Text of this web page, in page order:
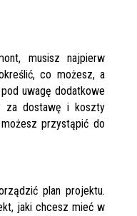
musisz najpierw
co możesz, a
uwagę dodatkowe
za dostawę i koszty
przystąpić do
plan projektu.
jaki chcesz mieć w